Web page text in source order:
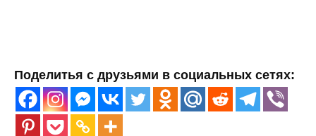
Поделитья с друзьями в социальных сетях: